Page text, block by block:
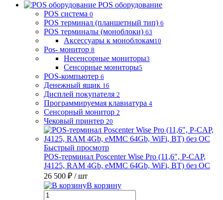
POS оборудование
POS система 0
POS терминал (планшетный тип) 6
POS терминалы (моноблоки) 63
Аксессуары к моноблокам10
Pos- монитор 8
Несенсорные мониторы3
Сенсорные мониторы5
POS-компьютер 6
Денежный ящик 16
Дисплей покупателя 2
Программируемая клавиатура 4
Сенсорный монитор 2
Чековый принтер 20
Быстрый просмотр
POS-терминал Poscenter Wise Pro (11,6", P-CAP,
J4125, RAM 4Gb, eMMC 64Gb, WiFi, BT) без ОС
26 500 ₽ / шт
В корзину